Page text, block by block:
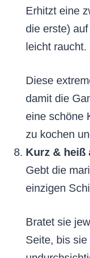
Erhitzt eine
die erste)
leicht raucht.
Diese
damit die
eine schöne
zu kochen
Kurz & heiß
Gebt die
einzigen
Bratet sie
Seite, bis sie